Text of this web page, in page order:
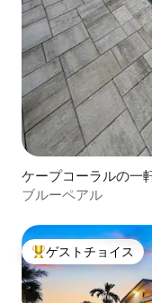
ケープコーラルの一
ブルーペアル
大好評のゲストチョ
ゲストチョイス